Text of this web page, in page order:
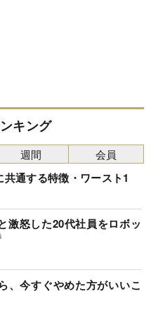
キング
共通する特徴・ワースト1
激怒した20代社員をロボッ
、今すぐやめた方がいいこ
週間 会員